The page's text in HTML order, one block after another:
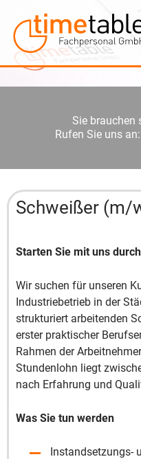
Sie brauchen
Rufen Sie uns
Schweißer (m/
Starten Sie mit uns durch
Wir suchen für unseren
Industriebetrieb in der
strukturiert arbeitenden
erster praktischer
Rahmen der
Stundenlohn liegt
nach Erfahrung und
Was Sie tun werden
Instandsetzungs-